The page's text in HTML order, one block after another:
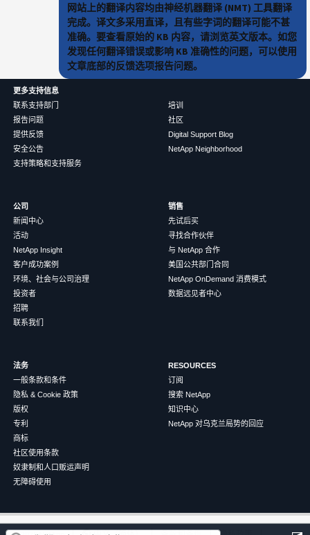
网站上的翻译内容均由神经机器翻译 (NMT) 工具翻译
完成。译文多采用直译，且有些字词的翻译可能不甚
准确。要查看原始的 KB 内容，请浏览英文版本。如您
发现任何翻译错误或影响 KB 准确性的问题，可以使用
文章底部的反馈选项报告问题。
更多支持信息
联系支持部门
报告问题
提供反馈
安全公告
支持策略和支持服务
培训
社区
Digital Support Blog
NetApp Neighborhood
公司
新闻中心
活动
NetApp Insight
客户成功案例
环境、社会与公司治理
投资者
招聘
联系我们
销售
先试后买
寻找合作伙伴
与 NetApp 合作
美国公共部门合同
NetApp OnDemand 消费模式
数据远见者中心
法务
一般条款和条件
隐私 & Cookie 政策
版权
专利
商标
社区使用条款
奴隶制和人口贩运声明
无障碍使用
RESOURCES
订阅
搜索 NetApp
知识中心
NetApp 对乌克兰局势的回应